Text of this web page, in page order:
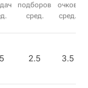
подборов
сред.
очков
сред.
2.5 3.5